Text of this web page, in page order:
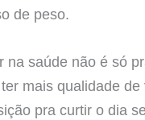
de peso.
na saúde não é só
mais qualidade de
pra curtir o dia